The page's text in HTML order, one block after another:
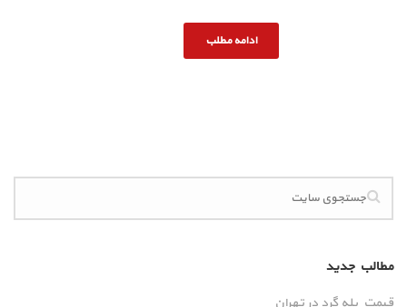
ادامه مطلب
مطالب جدید
قیمت پله گرد در تهران